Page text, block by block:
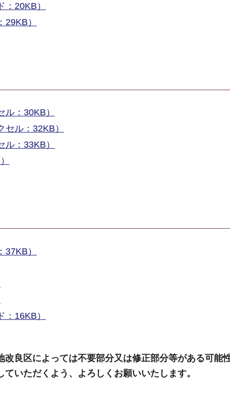
20KB）
）
：30KB）
ル：32KB）
：33KB）
）
16KB）
良区によっては不要部分又は修正部分等がある可能
いただくよう、よろしくお願いいたします。